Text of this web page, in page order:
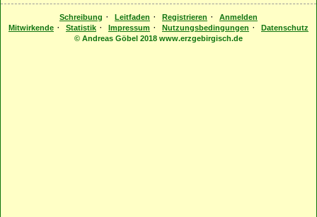
Schreibung · Leitfaden · Registrieren ·
Anmelden
Mitwirkende · Statistik · Impressum · Nutzungsbedingungen ·
Datenschutz
© Andreas Göbel 2018 www.erzgebirgisch.de